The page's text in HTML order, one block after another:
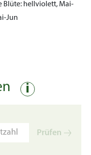
Blüte: hellviolett, Mai-
Jun
i
Prüfen